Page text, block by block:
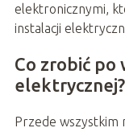
elektronicznymi,
instalacji
Co zrobić
elektrycznej?
Przede wszystkim